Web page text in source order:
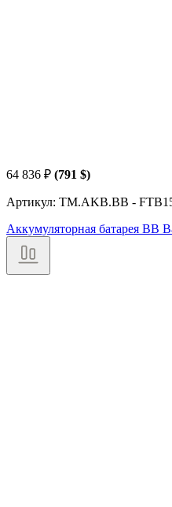
64 836 ₽ (791 $)
Артикул: TM.AKB.BB -
Аккумуляторная батарея BB